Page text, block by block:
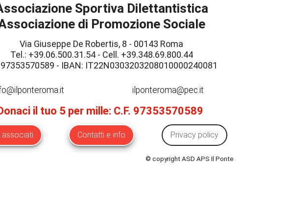
Sportiva Dilettantistica
di Promozione Sociale
Via Giuseppe De Robertis, 8 - 00143 Roma
Tel.: +39.06.500.31.54 - Cell. +39.348.69.800.44
97353570589 - IBAN: IT22N0303203208010000240081
ilponteroma@pec.it
il tuo 5 per mille: C.F. 97353570589
associati Contatti e info Privacy policy
© copyright ASD APS Il Ponte